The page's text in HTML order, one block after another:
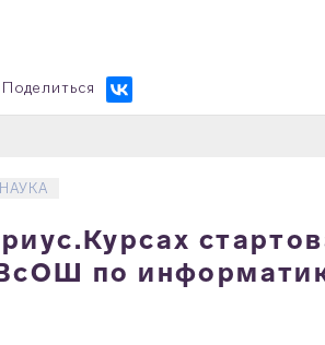
Поделиться
НАУКА
по